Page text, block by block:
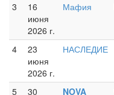
3
16
июня
2026 г.
Мафия
4
23
июня
2026 г.
НАСЛЕДИЕ
5
30
NOVA